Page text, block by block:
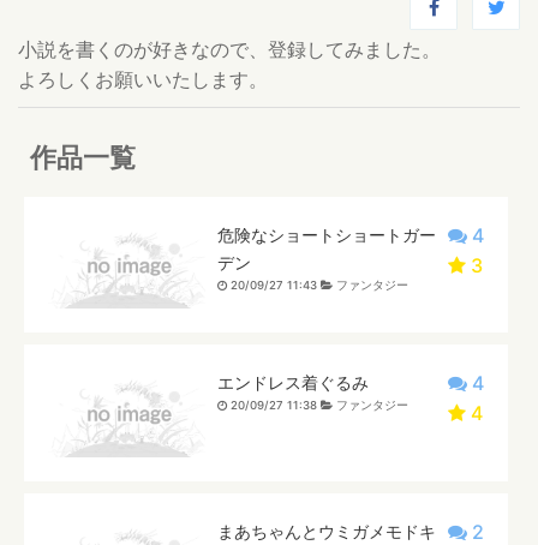
小説を書くのが好きなので、登録してみました。
よろしくお願いいたします。
作品一覧
4
3
危険なショートショートガー
デン
20/09/27 11:43 ファンタジー
4
4
エンドレス着ぐるみ
20/09/27 11:38 ファンタジー
2
まあちゃんとウミガメモドキ